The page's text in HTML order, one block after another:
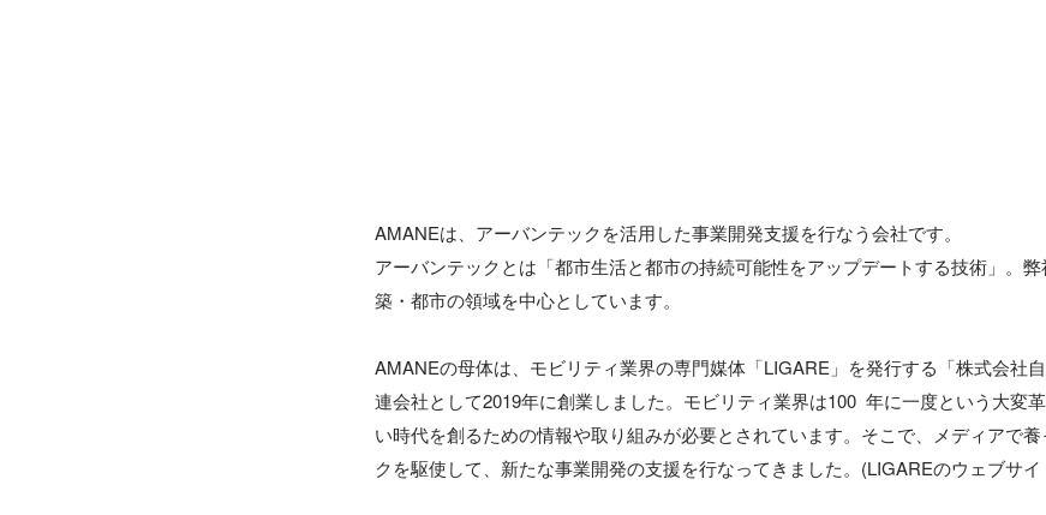
AMANEは、アーバンテックを活用した事業開発支援を行なう会社です。
アーバンテックとは「都市生活と都市の持続可能性をアップデートする技術」。
築・都市の領域を中心としています。
AMANEの母体は、モビリティ業界の専門媒体「LIGARE」を発行する「株式会社
連会社として2019年に創業しました。モビリティ業界は100  年に一度という大変
い時代を創るための情報や取り組みが必要とされています。そこで、メディアで
クを駆使して、新たな事業開発の支援を行なってきました。(LIGAREのウェブサイ